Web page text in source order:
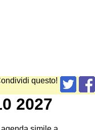
questo!
2027